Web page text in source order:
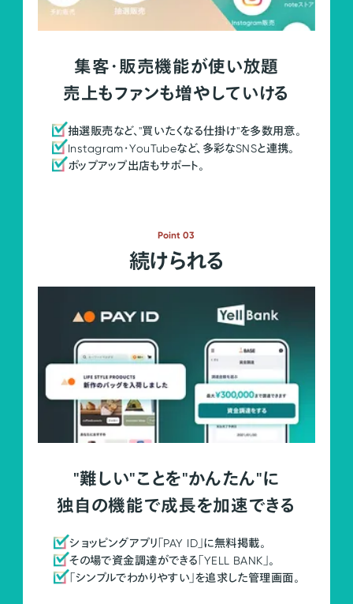
集客・販売機能が使い放題
売上もファンも増やしていける
抽選販売など、"買いたくなる仕掛け"を多数用意。
Instagram・YouTubeなど、多彩なSNSと連携。
ポップアップ出店もサポート。
Point 03
続けられる
"難しい"ことを"かんたん"に
独自の機能で成長を加速できる
ショッピングアプリ「PAY ID」に無料掲載。
その場で資金調達ができる「YELL BANK」。
「シンプルでわかりやすい」を追求した管理画面。